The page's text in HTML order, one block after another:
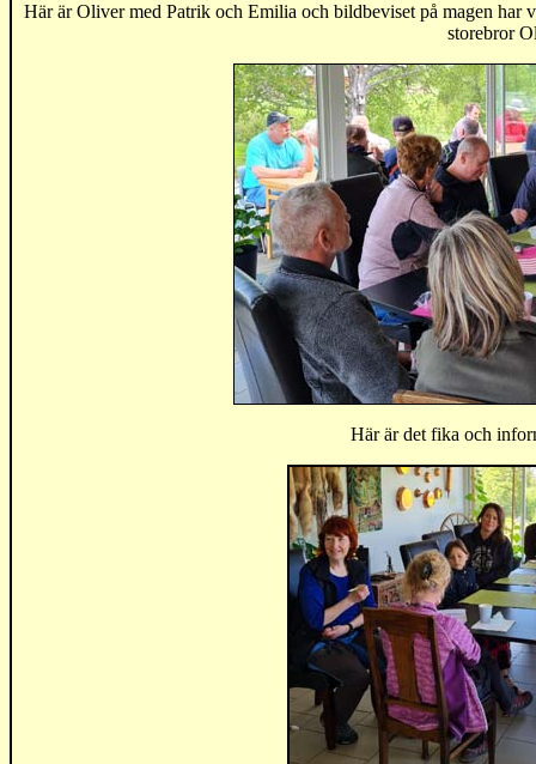
Här är Oliver med Patrik och Emilia och bildbeviset på magen har
storebror
Här är det fika och